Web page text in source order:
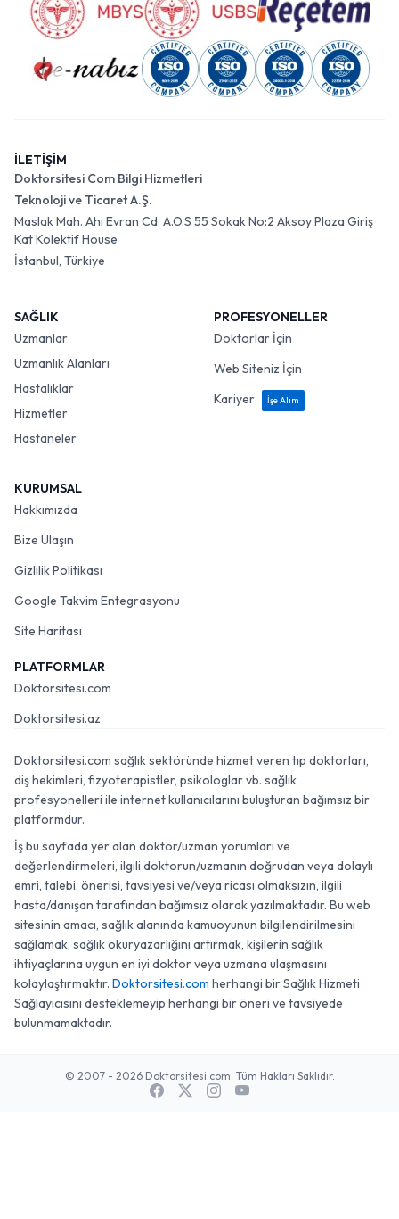
İLETİŞİM
Doktorsitesi Com Bilgi Hizmetleri
Teknoloji ve Ticaret A.Ş.
Maslak Mah. Ahi Evran Cd. A.O.S 55 Sokak No:2 Aksoy Plaza Giriş
Kat Kolektif House
İstanbul, Türkiye
SAĞLIK
Uzmanlar
Uzmanlık Alanları
Hastalıklar
Hizmetler
Hastaneler
PROFESYONELLER
Doktorlar İçin
Web Siteniz İçin
Kariyer
İşe Alım
KURUMSAL
Hakkımızda
Bize Ulaşın
Gizlilik Politikası
Google Takvim Entegrasyonu
Site Haritası
PLATFORMLAR
Doktorsitesi.com
Doktorsitesi.az
Doktorsitesi.com sağlık sektöründe hizmet veren tıp doktorları,
diş hekimleri, fizyoterapistler, psikologlar vb. sağlık
profesyonelleri ile internet kullanıcılarını buluşturan bağımsız bir
platformdur.
İş bu sayfada yer alan doktor/uzman yorumları ve
değerlendirmeleri, ilgili doktorun/uzmanın doğrudan veya dolaylı
emri, talebi, önerisi, tavsiyesi ve/veya ricası olmaksızın, ilgili
hasta/danışan tarafından bağımsız olarak yazılmaktadır. Bu web
sitesinin amacı, sağlık alanında kamuoyunun bilgilendirilmesini
sağlamak, sağlık okuryazarlığını artırmak, kişilerin sağlık
ihtiyaçlarına uygun en iyi doktor veya uzmana ulaşmasını
kolaylaştırmaktır. Doktorsitesi.com herhangi bir Sağlık Hizmeti
Sağlayıcısını desteklemeyip herhangi bir öneri ve tavsiyede
bulunmamaktadır.
© 2007 - 2026 Doktorsitesi.com. Tüm Hakları Saklıdır.